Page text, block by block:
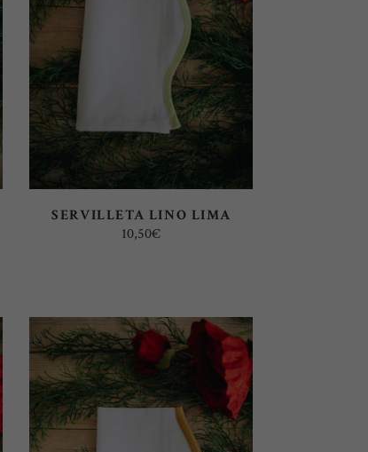
SELECT OPTIONS
SERVILLETA LINO LIMA
10,50€